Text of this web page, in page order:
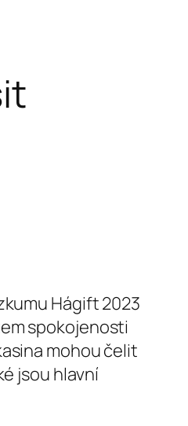
Hágift 2023
spokojenosti
mohou čelit
jsou hlavní